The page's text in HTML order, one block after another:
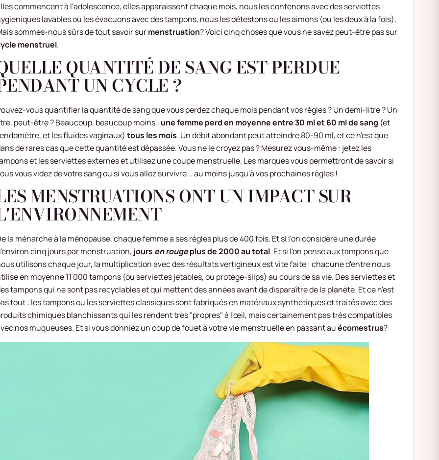
commencent à l'adolescence, elles apparaissent chaque mois, nous les contenons avec des serviettes
lavables ou les évacuons avec des tampons, nous les détestons ou les aimons (ou les deux à la fois).
sommes-nous sûrs de tout savoir surmenstruation? Voici cinq choses que vous ne savez peut-être pas sur
menstruel.
QUANTITÉ DE SANG EST PERDUE
UN CYCLE ?
vous quantifier la quantité de sang que vous perdez chaque mois pendant vos règles ? Un demi-litre ? Un
peut-être ? Beaucoup, beaucoup moins : une femme perd en moyenne entre 30 ml et 60 ml de sang (et
et les fluides vaginaux) tous les mois. Un débit abondant peut atteindre 80-90 ml, et ce n'est que
de rares cas que cette quantité est dépassée. Vous ne le croyez pas ? Mesurez vous-même : jetez les
et les serviettes externes et utilisez une coupe menstruelle. Les marques vous permettront de savoir si
vous videz de votre sang ou si vous allez survivre... au moins jusqu'à vos prochaines règles !
MENSTRUATIONS ONT UN IMPACT SUR
la ménarche à la ménopause, chaque femme a ses règles plus de 400 fois. Et si l'on considère une durée
cinq jours par menstruation, jours en rougeplus de 2000 au total. Et si l'on pense aux tampons que
utilisons chaque jour, la multiplication avec des résultats vertigineux est vite faite : chacune d'entre nous
en moyenne 11 000 tampons (ou serviettes jetables, ou protège-slips) au cours de sa vie. Des serviettes et
tampons qui ne sont pas recyclables et qui mettent des années avant de disparaître de la planète. Et ce n'est
tout : les tampons ou les serviettes classiques sont fabriqués en matériaux synthétiques et traités avec des
chimiques blanchissants qui les rendent très "propres" à l'œil, mais certainement pas très compatibles
nos muqueuses. Et si vous donniez un coup de fouet à votre vie menstruelle en passant auécomestrus?